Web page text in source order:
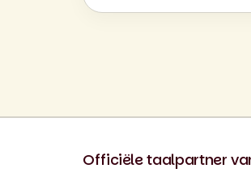
Officiële taalpartner